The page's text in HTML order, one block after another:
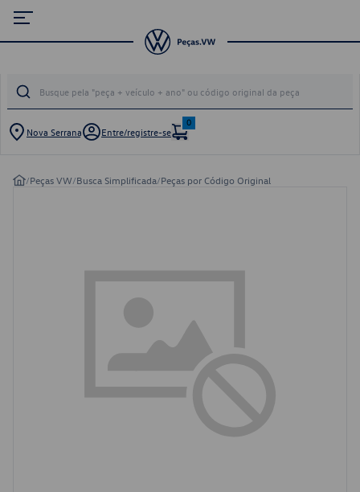
Nova Serrana Entre/registre-se
0
/Peças VW/Busca Simplificada/Peças por Código Original